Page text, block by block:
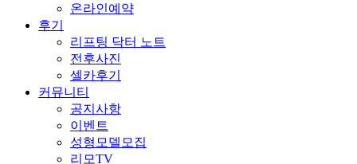
온라인예약
후기
리프팅 닥터 노트
전후사진
셀카후기
커뮤니티
공지사항
이벤트
성형모델모집
리모TV